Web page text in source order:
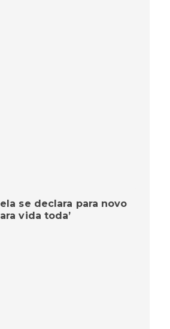
se declara para novo
vida toda’